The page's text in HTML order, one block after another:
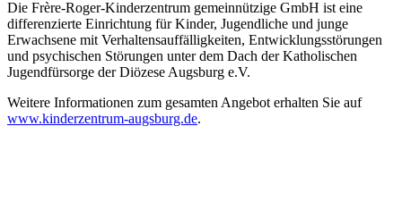
Die Frère-Roger-Kinderzentrum gemeinnützige GmbH ist eine
differenzierte Einrichtung für Kinder, Jugendliche und junge
Erwachsene mit Verhaltensauffälligkeiten, Entwicklungsstörungen
und psychischen Störungen unter dem Dach der Katholischen
Jugendfürsorge der Diözese Augsburg e.V.
Weitere Informationen zum gesamten Angebot erhalten Sie auf
www.kinderzentrum-augsburg.de.